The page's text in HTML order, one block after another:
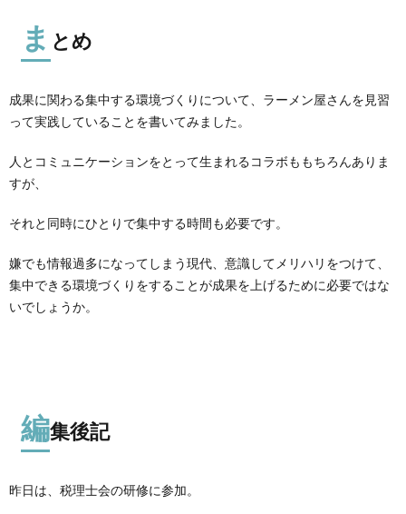
ま とめ
成果に関わる集中する環境づくりについて、ラーメン屋さんを見習
って実践していることを書いてみました。
人とコミュニケーションをとって生まれるコラボももちろんありま
すが、
それと同時にひとりで集中する時間も必要です。
嫌でも情報過多になってしまう現代、意識してメリハリをつけて、
集中できる環境づくりをすることが成果を上げるために必要ではな
いでしょうか。
編集後記
昨日は、税理士会の研修に参加。